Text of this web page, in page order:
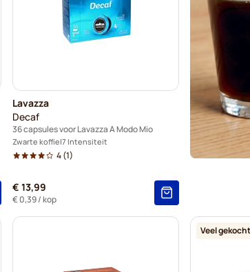
Lavazza
Decaf
36 capsules voor Lavazza A Modo Mio
Zwarte koffie 7 Intensiteit
4(1)
€ 13,99
€ 0,39/ kop
Veel gekocht